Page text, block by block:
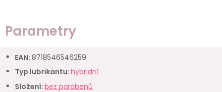
Parametry
EAN: 8718546546259
Typ lubrikantu: hybridní
Složení: bez parabenů